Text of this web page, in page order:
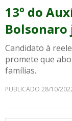
13º do
Bolsonaro
Candidato à
promete que
famílias.
PUBLICADO 28/10/